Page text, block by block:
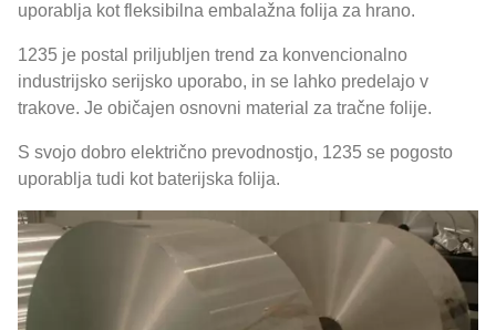
uporablja kot fleksibilna embalažna folija za hrano.
1235 je postal priljubljen trend za konvencionalno
industrijsko serijsko uporabo, in se lahko predelajo v
trakove. Je običajen osnovni material za tračne folije.
S svojo dobro električno prevodnostjo, 1235 se pogosto
uporablja tudi kot baterijska folija.